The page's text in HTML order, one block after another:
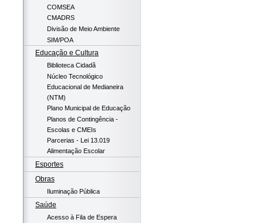
COMSEA
CMADRS
Divisão de Meio Ambiente
SIM/POA
Educação e Cultura
Biblioteca Cidadã
Núcleo Tecnológico
Educacional de Medianeira
(NTM)
Plano Municipal de Educação
Planos de Contingência -
Escolas e CMEIs
Parcerias - Lei 13.019
Alimentação Escolar
Esportes
Obras
Iluminação Pública
Saúde
Acesso à Fila de Espera